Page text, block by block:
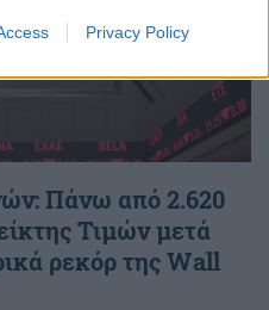
Privacy Policy
Πάνω από 2.620
Τιμών μετά
ρεκόρ της Wall